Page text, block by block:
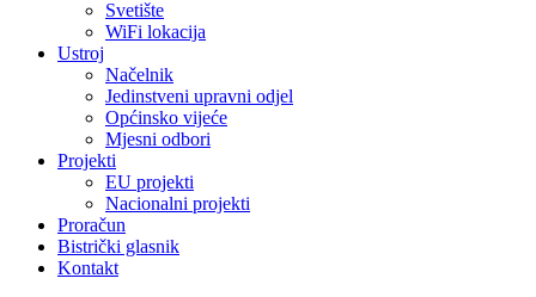
Svetište
WiFi lokacija
Ustroj
Načelnik
Jedinstveni upravni odjel
Općinsko vijeće
Mjesni odbori
Projekti
EU projekti
Nacionalni projekti
Proračun
Bistrički glasnik
Kontakt